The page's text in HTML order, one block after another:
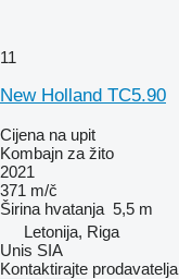
11
New Holland TC5.90
Cijena na upit
Kombajn za žito
2021
371 m/č
Širina hvatanja 5,5 m
Letonija, Riga
Unis SIA
Kontaktirajte prodavatelja